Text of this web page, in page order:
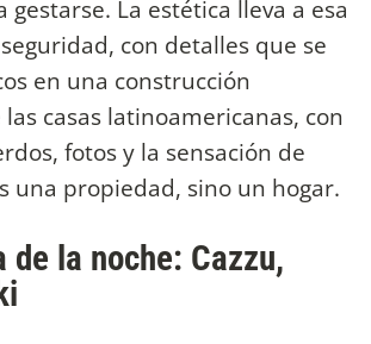
gestarse. La estética lleva a esa
con detalles que se
en una construcción
casas latinoamericanas, con
fotos y la sensación de
una propiedad, sino un hogar.
de la noche: Cazzu,